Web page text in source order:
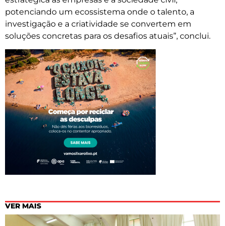
potenciando um ecossistema onde o talento, a
investigação e a criatividade se convertem em
soluções concretas para os desafios atuais”, conclui.
VER MAIS